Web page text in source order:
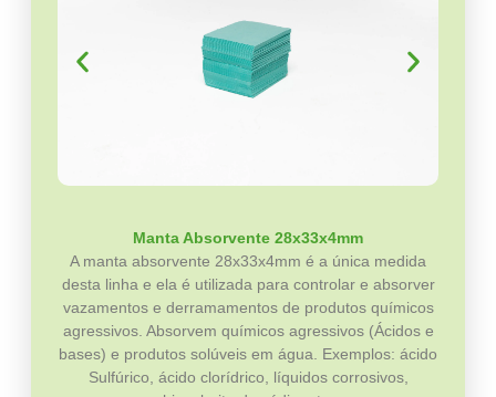
Manta Absorvente 28x33x4mm
A manta absorvente 28x33x4mm é a única medida
desta linha e ela é utilizada para controlar e absorver
vazamentos e derramamentos de produtos químicos
agressivos. Absorvem químicos agressivos (Ácidos e
bases) e produtos solúveis em água. Exemplos: ácido
Sulfúrico, ácido clorídrico, líquidos corrosivos,